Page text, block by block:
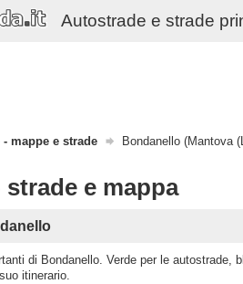
Autostrade e strade
mappe e strade Bondanello (Mantova
e mappa
di Bondanello. Verde per le autostrade,
itinerario.